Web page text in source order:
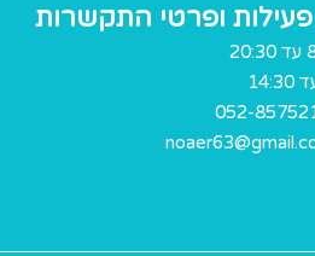
ופרטי התקשרות
052-